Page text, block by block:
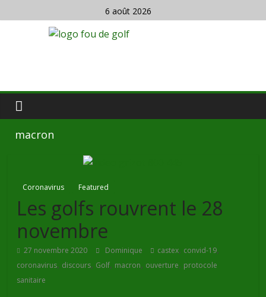
6 août 2026
macron
Coronavirus Featured
Les golfs rouvrent le 28
novembre
27 novembre 2020 Dominique castex, convid-19,
coronavirus, discours, Golf, macron, ouverture, protocole
sanitaire